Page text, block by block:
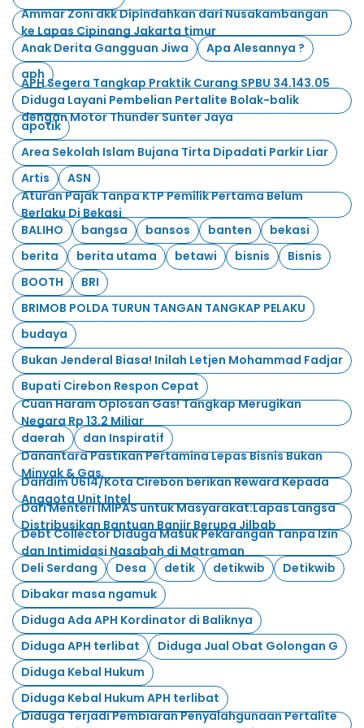
Ammar Zoni dkk Dipindahkan dari Nusakambangan
ke Lapas Cipinang Jakarta timur
Anak Derita Gangguan Jiwa
Apa Alesannya ?
aph
APH Segera Tangkap Praktik Curang SPBU 34.143.05
Diduga Layani Pembelian Pertalite Bolak-balik
dengan Motor Thunder Sunter Jaya
apotik
Area Sekolah Islam Bujana Tirta Dipadati Parkir Liar
Artis
ASN
Aturan Pajak Tanpa KTP Pemilik Pertama Belum
Berlaku Di Bekasi
BALIHO
bangsa bansos banten
bekasi
berita
berita utama betawi bisnis
Bisnis
BOOTH
BRI
BRIMOB POLDA TURUN TANGAN TANGKAP PELAKU
budaya
Bukan Jenderal Biasa! Inilah Letjen Mohammad Fadjar
Bupati Cirebon Respon Cepat
Cuan Haram Oplosan Gas! Tangkap Merugikan
Negara Rp 13.2 Miliar
daerah
dan Inspiratif
Danantara Pastikan Pertamina Lepas Bisnis Bukan
Minyak & Gas
Dandim 0614/Kota Cirebon berikan Reward Kepada
Anggota Unit Intel
Dari Menteri IMIPAS untuk Masyarakat:Lapas Langsa
Distribusikan Bantuan Banjir Berupa Jilbab
Debt Collector Diduga Masuk Pekarangan Tanpa Izin
dan Intimidasi Nasabah di Matraman
Deli Serdang
Desa detik detikwib
Detikwib
Dibakar masa ngamuk
Diduga Ada APH Kordinator di Baliknya
Diduga APH terlibat
Diduga Jual Obat Golongan G
Diduga Kebal Hukum
Diduga Kebal Hukum APH terlibat
Diduga Terjadi Pembiaran Penyalahgunaan Pertalite